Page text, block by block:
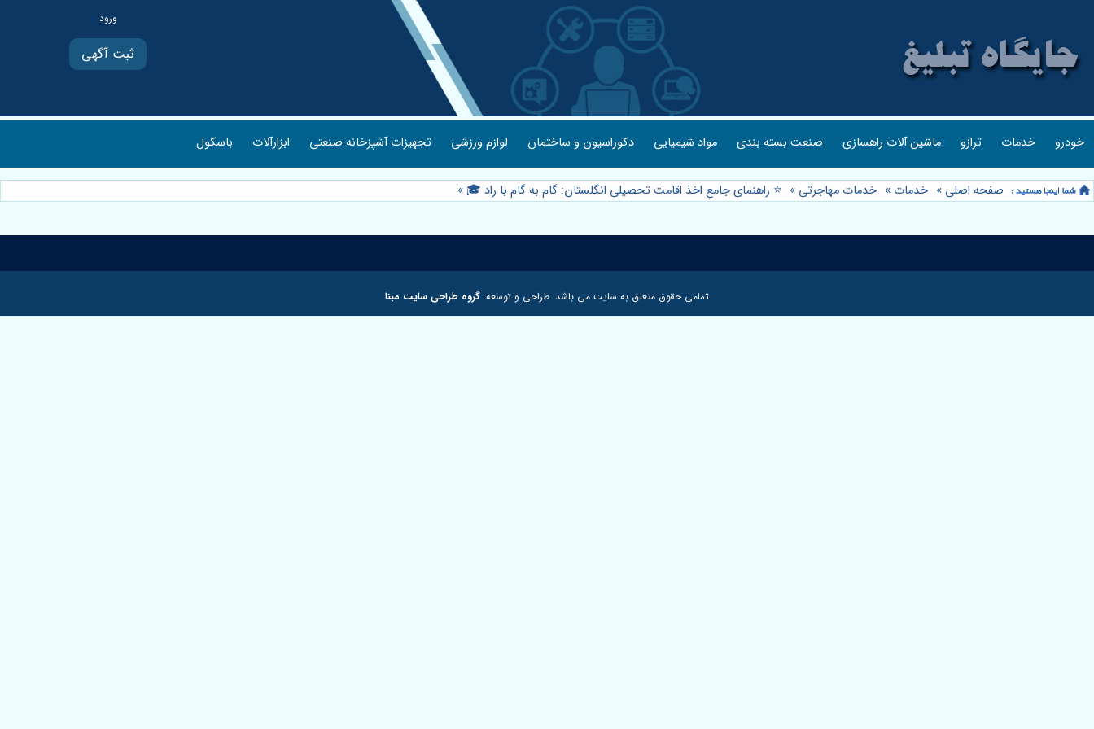
ثبت آگهی
خودرو خدمات ترازو ماشین آلات راهسازی صنعت بسته بندی مواد شیمیایی دکوراسیون و ساختمان لوازم ورزشی تجهیزات آشپزخانه صنعتی ابزارآلات باسکول
صفحه اصلی » خدمات » خدمات مهاجرتی » ⭐️ راهنمای جامع اخذ اقامت تحصیلی انگلستان: گام به گام با راد 🎓»
تمامی حقوق متعلق به سایت می باشد. طراحی و توسعه: گروه طراحی سایت مبنا